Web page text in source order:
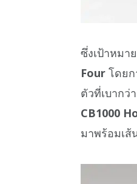
ซึ่งเป้าหมา
Four โดย
ตัวที่เบากว่
CB1000
มาพร้อมเ